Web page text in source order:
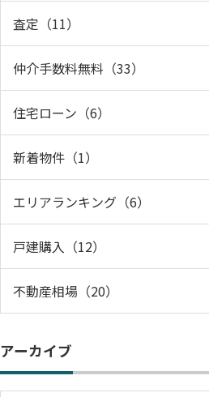
査定（11）
仲介手数料無料（33）
住宅ローン（6）
新着物件（1）
エリアランキング（6）
戸建購入（12）
不動産相場（20）
アーカイブ